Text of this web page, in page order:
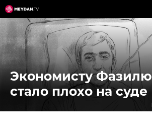
Перейти
к
содержимому
Экономисту
стало плохо на суде